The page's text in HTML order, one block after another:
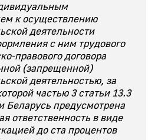
к осуществлению
деятельности
с ним трудового
правового договора
(запрещенной)
деятельностью, за
частью 3 статьи 13.3
Беларусь предусмотрена
ответственность в виде
до ста процентов